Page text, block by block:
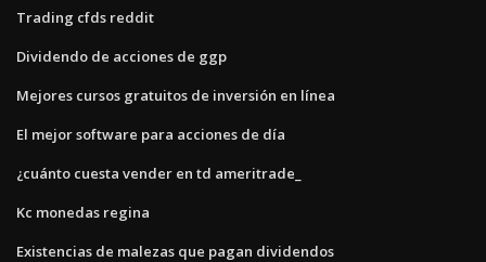
Trading cfds reddit
Dividendo de acciones de ggp
Mejores cursos gratuitos de inversión en línea
El mejor software para acciones de día
¿cuánto cuesta vender en td ameritrade_
Kc monedas regina
Existencias de malezas que pagan dividendos